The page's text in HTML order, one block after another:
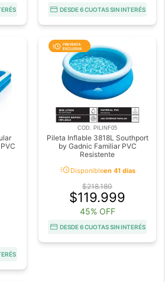
DESDE 6 CUOTAS SIN INTERÉS
COD. PILINF05
Pileta Inflable 3818L Southport
by Gadnic Familiar PVC
Resistente
acuteDisponibleen 41 días
$218.180
$119.999
45% OFF
DESDE 6 CUOTAS SIN INTERÉS